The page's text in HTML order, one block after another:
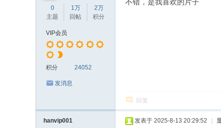
0
主题
1万
回帖
2万
积分
VIP会员
积分 24052
发消息
不错，是我喜欢的片子
回复
hanvip001 发表于 2025-8-13 20:29:52